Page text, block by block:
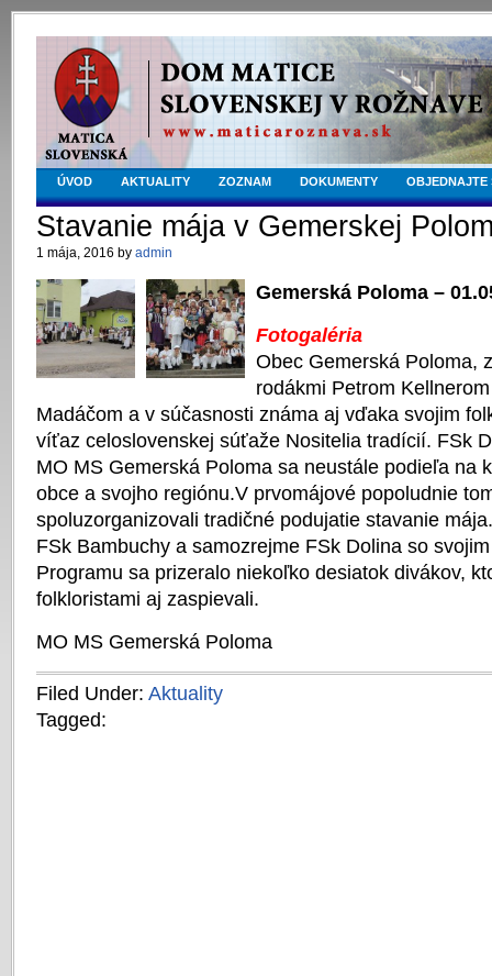
ÚVOD AKTUALITY ZOZNAM DOKUMENTY OBJEDNAJTE
Stavanie mája v Gemerskej
1 mája, 2016 by admin
Gemerská Poloma –
Fotogaléria
Obec Gemerská Poloma,
rodákmi Petrom
Madáčom a v súčasnosti známa aj vďaka svojim
víťaz celoslovenskej súťaže Nositelia tradícií. FSk
MO MS Gemerská Poloma sa neustále podieľa na
obce a svojho regiónu.V prvomájové popoludnie
spoluzorganizovali tradičné podujatie stavanie
FSk Bambuchy a samozrejme FSk Dolina so
Programu sa prizeralo niekoľko desiatok divákov,
folkloristami aj zaspievali.
MO MS Gemerská Poloma
Filed Under: Aktuality
Tagged: